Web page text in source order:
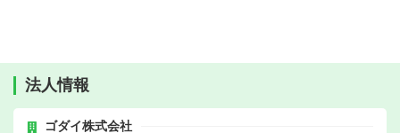
法人情報
ゴダイ株式会社